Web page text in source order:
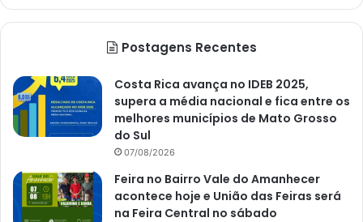
Postagens Recentes
Costa Rica avança no IDEB 2025,
supera a média nacional e fica entre os
melhores municípios de Mato Grosso
do Sul
07/08/2026
Feira no Bairro Vale do Amanhecer
acontece hoje e União das Feiras será
na Feira Central no sábado